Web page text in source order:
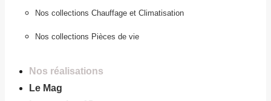
Nos collections Chauffage et Climatisation
Nos collections Pièces de vie
Nos réalisations
Le Mag